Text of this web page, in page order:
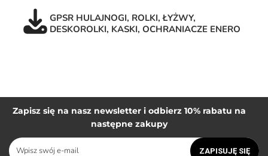
GPSR HULAJNOGI, ROLKI, ŁYŻWY,
DESKOROLKI, KASKI, OCHRANIACZE ENERO
Zapisz się na nasz newsletter i odbierz 10% rabatu na
następne zakupy
ZAPISUJĘ SIĘ